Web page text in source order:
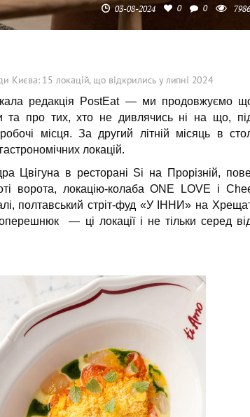
03-08-2024 0 0 7986
Києва: 15 локацій, що відкрились у липні 2024
редакція PostEat — ми продовжуємо
та про тих, хто не дивлячись ні на що,
місця. За другий літній місяць в
локацій.
Цвігуна в ресторані Si на Прорізній,
ворота, локацію-колаба ONE LOVE і
полтавський стріт-фуд «У ІННИ» на
— ці локації і не тільки серед